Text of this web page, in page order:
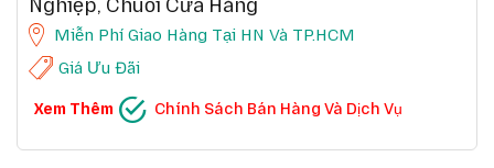
Nghiệp, Chuỗi Cửa Hàng
Miễn Phí Giao Hàng Tại HN Và TP.HCM
Giá Ưu Đãi
CHÍNH SÁCH BÁN HÀNG VÀ DỊCH VỤ
Ưu đãi khách hàng doanh nghiệp cả FDI Chi tiết
Xem Thêm Chính Sách Bán Hàng Và Dịch Vụ